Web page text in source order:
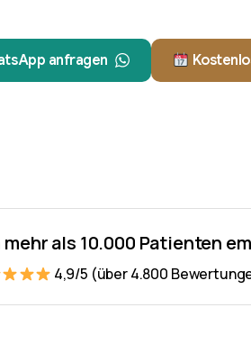
anfragen
mehr als 10.000 Patienten
4,9/5 (über 4.800